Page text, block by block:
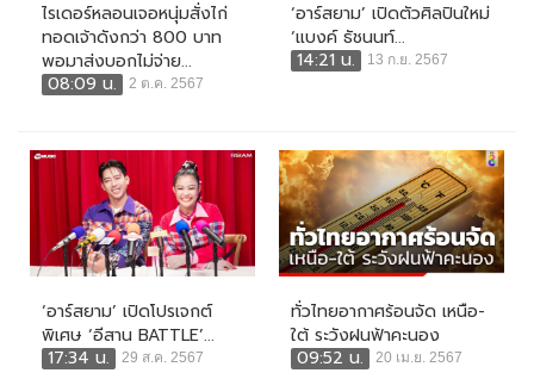
ไรเดอร์หลอนเจอหนุ่มสั่งไก่
ทอดเจ้าดังกว่า 800 บาท
พอมาส่งบอกไม่จ่าย...
08:09 น.
2 ต.ค. 2567
‘อาร์สยาม’ เปิดตัวศิลปินใหม่
‘แบงค์ ธัชนนท์...
14:21 น.
13 ก.ย. 2567
‘อาร์สยาม’ เปิดโปรเจกต์
พิเศษ ‘อีสาน BATTLE’...
17:34 น.
29 ส.ค. 2567
ทั่วไทยอากาศร้อนจัด เหนือ-
ใต้ ระวังฝนฟ้าคะนอง
09:52 น.
20 เม.ย. 2567